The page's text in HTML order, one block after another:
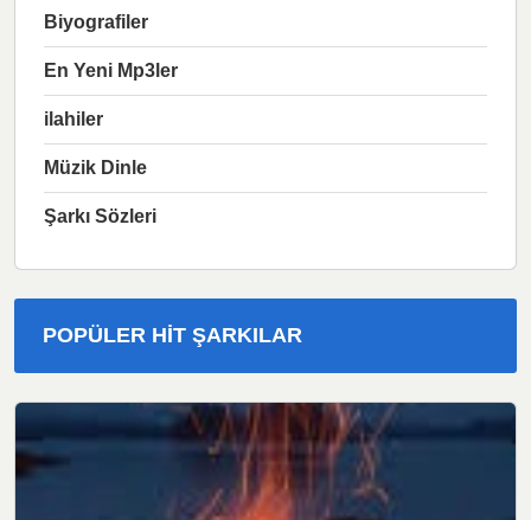
Biyografiler
En Yeni Mp3ler
ilahiler
Müzik Dinle
Şarkı Sözleri
POPÜLER HIT ŞARKILAR